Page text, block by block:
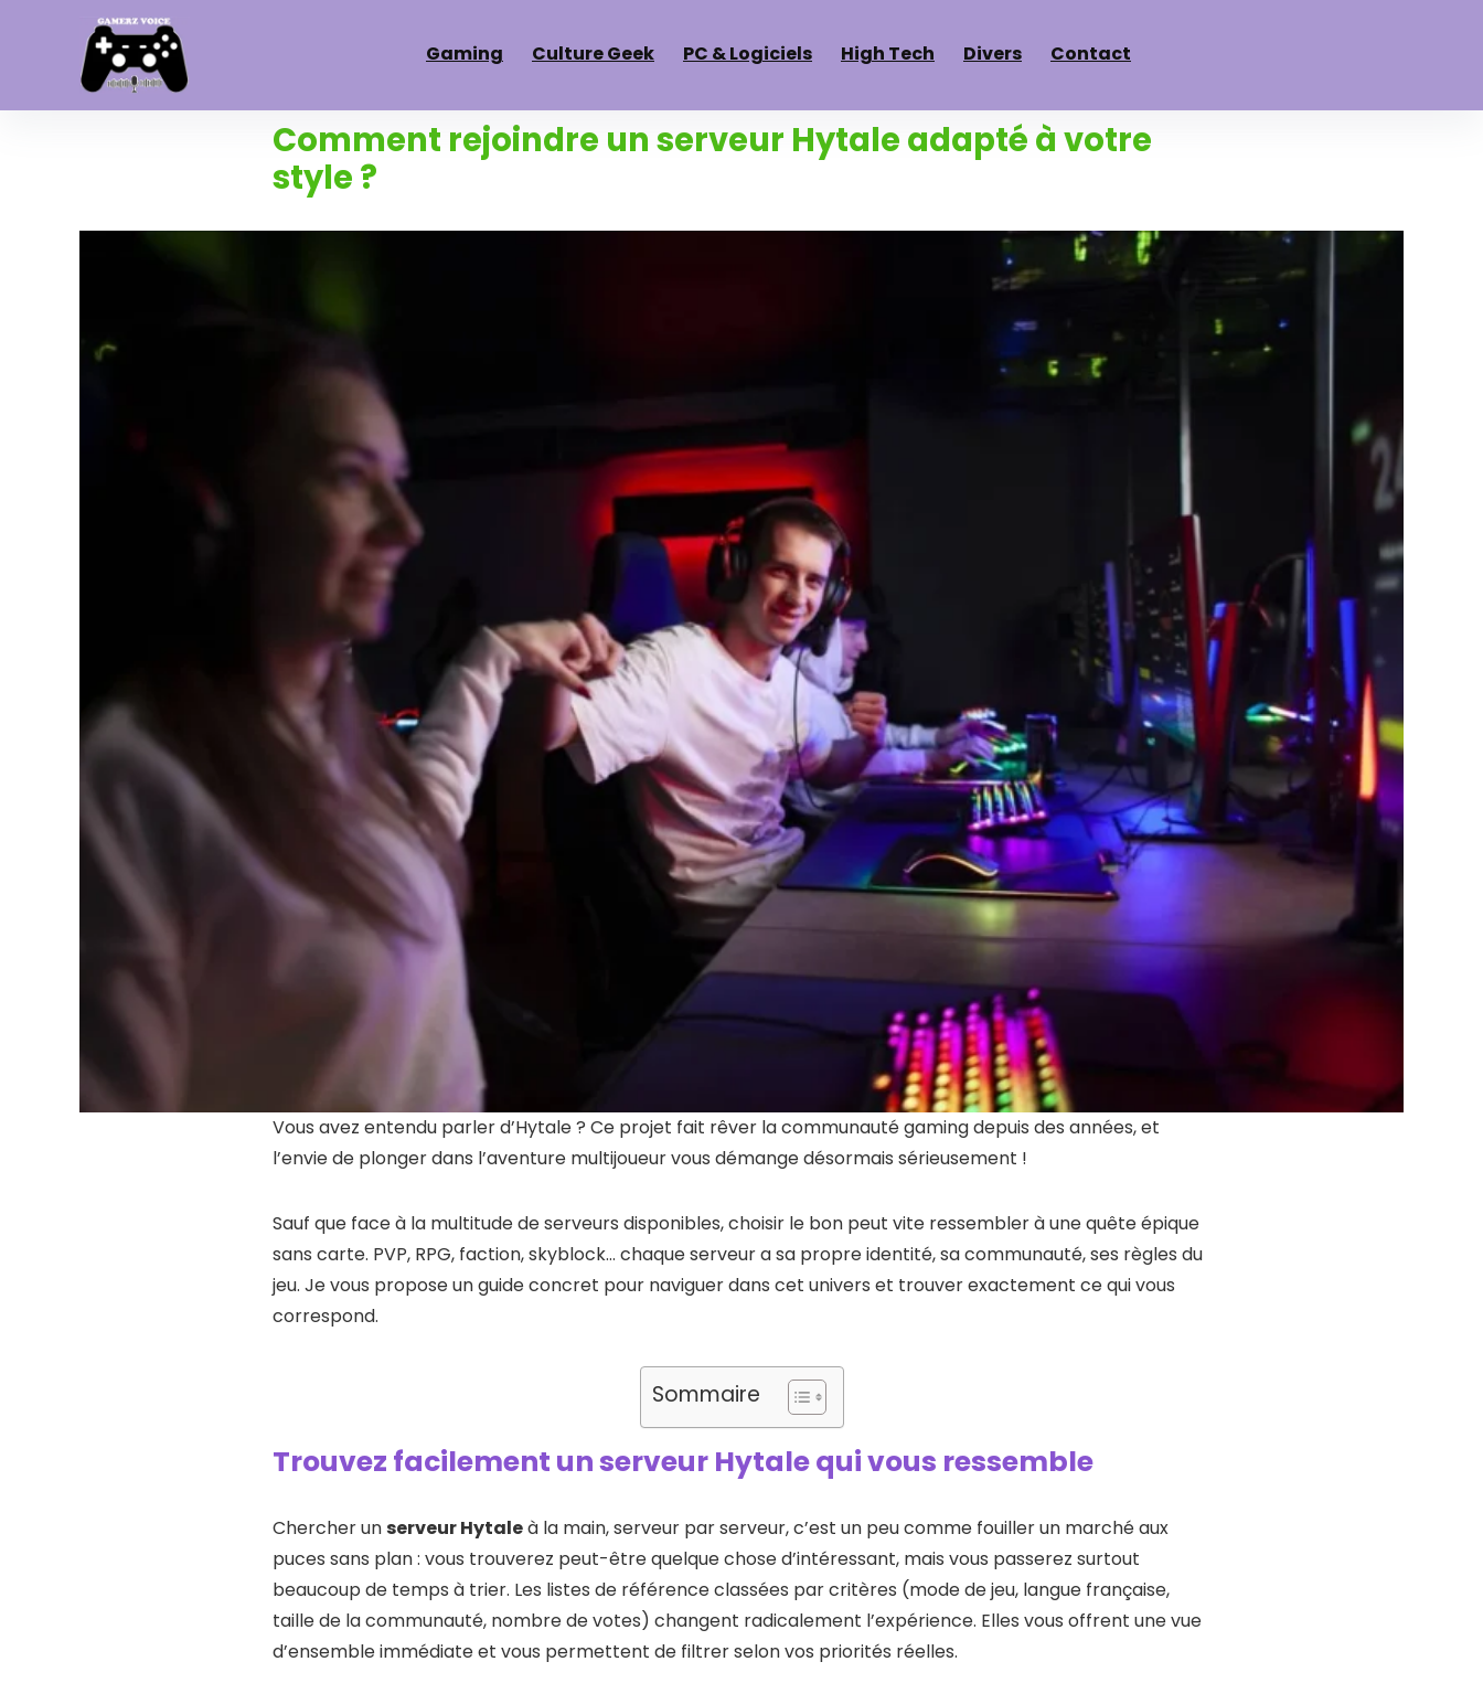
Gaming Culture Geek PC & Logiciels High Tech Divers Contact
Comment rejoindre un serveur Hytale adapté à votre
style ?
Vous avez entendu parler d’Hytale ? Ce projet fait rêver la communauté gaming depuis des années, et
l’envie de plonger dans l’aventure multijoueur vous démange désormais sérieusement !
Sauf que face à la multitude de serveurs disponibles, choisir le bon peut vite ressembler à une quête épique
sans carte. PVP, RPG, faction, skyblock… chaque serveur a sa propre identité, sa communauté, ses règles du
jeu. Je vous propose un guide concret pour naviguer dans cet univers et trouver exactement ce qui vous
correspond.
Sommaire
Trouvez facilement un serveur Hytale qui vous ressemble
Chercher unserveur Hytaleà la main, serveur par serveur, c’est un peu comme fouiller un marché aux
puces sans plan : vous trouverez peut-être quelque chose d’intéressant, mais vous passerez surtout
beaucoup de temps à trier. Les listes de référence classées par critères (mode de jeu, langue française,
taille de la communauté, nombre de votes) changent radicalement l’expérience. Elles vous offrent une vue
d’ensemble immédiate et vous permettent de filtrer selon vos priorités réelles.